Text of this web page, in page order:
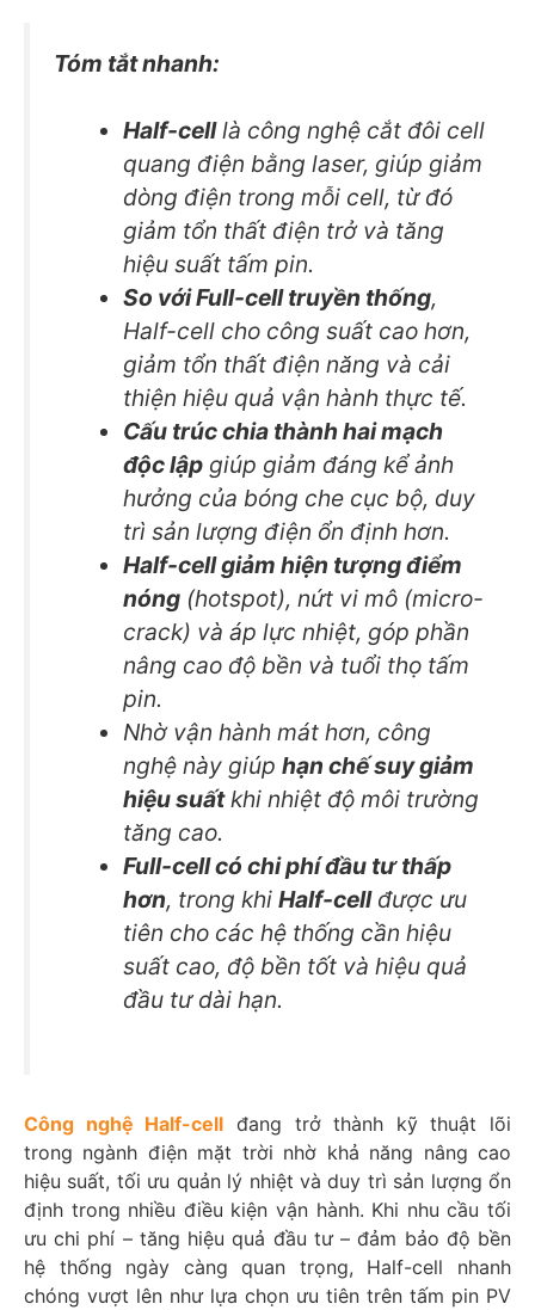
Tóm tắt nhanh:
Half-celllà công nghệ cắt đôi cell
quang điện bằng laser, giúp giảm
dòng điện trong mỗi cell, từ đó
giảm tổn thất điện trở và tăng
hiệu suất tấm pin.
So với Full-cell truyền thống,
Half-cell cho công suất cao hơn,
giảm tổn thất điện năng và cải
thiện hiệu quả vận hành thực tế.
Cấu trúc chia thành hai mạch
độc lậpgiúp giảm đáng kể ảnh
hưởng của bóng che cục bộ, duy
trì sản lượng điện ổn định hơn.
Half-cell giảm hiện tượng điểm
nóng(hotspot), nứt vi mô (micro-
crack) và áp lực nhiệt, góp phần
nâng cao độ bền và tuổi thọ tấm
pin.
Nhờ vận hành mát hơn, công
nghệ này giúp hạn chế suy giảm
hiệu suấtkhi nhiệt độ môi trường
tăng cao.
Full-cell có chi phí đầu tư thấp
hơn, trong khi Half-cellđược ưu
tiên cho các hệ thống cần hiệu
suất cao, độ bền tốt và hiệu quả
đầu tư dài hạn.
Công nghệ Half-cell đang trở thành kỹ thuật lõi
trong ngành điện mặt trời nhờ khả năng nâng cao
hiệu suất, tối ưu quản lý nhiệt và duy trì sản lượng ổn
định trong nhiều điều kiện vận hành. Khi nhu cầu tối
ưu chi phí – tăng hiệu quả đầu tư – đảm bảo độ bền
hệ thống ngày càng quan trọng, Half-cell nhanh
chóng vượt lên như lựa chọn ưu tiên trên tấm pin PV